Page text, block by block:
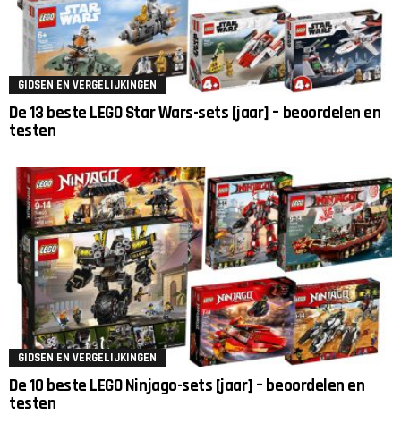
GIDSEN EN VERGELIJKINGEN
De 13 beste LEGO Star Wars-sets [jaar] – beoordelen en
testen
GIDSEN EN VERGELIJKINGEN
De 10 beste LEGO Ninjago-sets [jaar] – beoordelen en
testen